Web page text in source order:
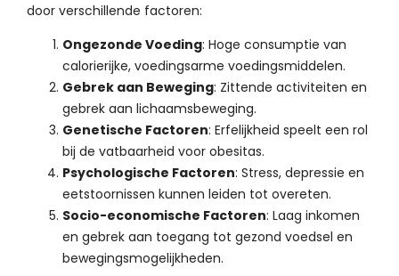
door verschillende factoren:
Ongezonde Voeding: Hoge consumptie van
calorierijke, voedingsarme voedingsmiddelen.
Gebrek aan Beweging: Zittende activiteiten en
gebrek aan lichaamsbeweging.
Genetische Factoren: Erfelijkheid speelt een rol
bij de vatbaarheid voor obesitas.
Psychologische Factoren: Stress, depressie en
eetstoornissen kunnen leiden tot overeten.
Socio-economische Factoren: Laag inkomen
en gebrek aan toegang tot gezond voedsel en
bewegingsmogelijkheden.